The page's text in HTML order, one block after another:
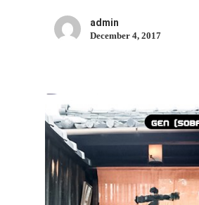
admin
December 4, 2017